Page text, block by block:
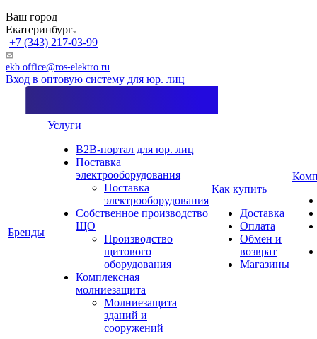
Ваш город
Екатеринбург
+7 (343) 217-03-99
ekb.office@ros-elektro.ru
Вход в оптовую систему для юр. лиц
Бренды
Услуги
B2B-портал для юр. лиц
Поставка
электрооборудования
Поставка
электрооборудования
Собственное производство
ЩО
Производство
щитового
оборудования
Комплексная
молниезащита
Молниезащита
зданий и
сооружений
Как купить
Доставка
Оплата
Обмен и
возврат
Магазины